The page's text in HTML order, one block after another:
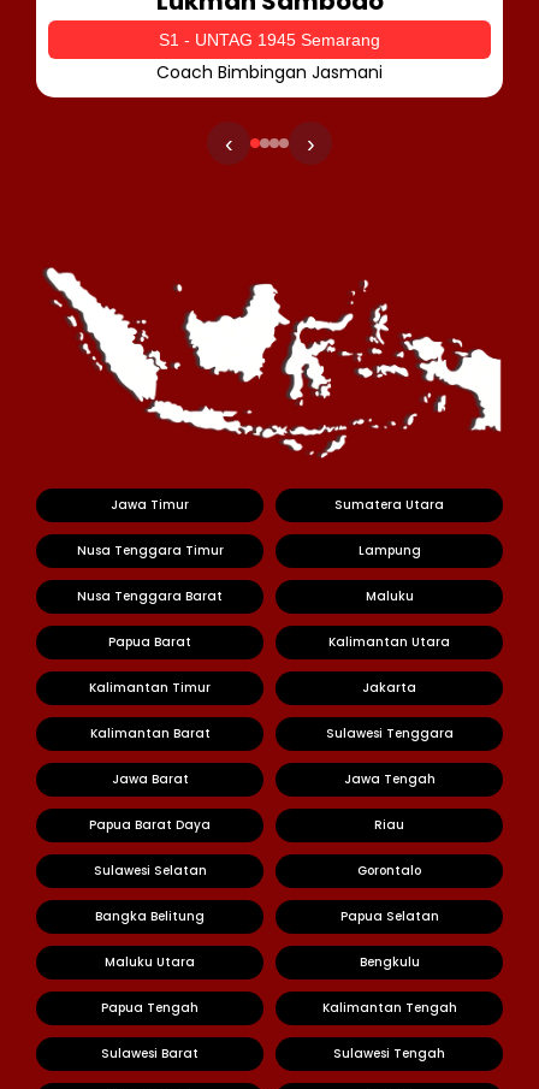
S1 - UNTAG 1945 Semarang
Coach Bimbingan Jasmani
‹ ›
Jawa Timur Sumatera Utara
Nusa Tenggara Timur Lampung
Nusa Tenggara Barat Maluku
Papua Barat Kalimantan Utara
Kalimantan Timur Jakarta
Kalimantan Barat Sulawesi Tenggara
Jawa Barat Jawa Tengah
Papua Barat Daya Riau
Sulawesi Selatan Gorontalo
Bangka Belitung Papua Selatan
Maluku Utara Bengkulu
Papua Tengah Kalimantan Tengah
Sulawesi Barat Sulawesi Tengah